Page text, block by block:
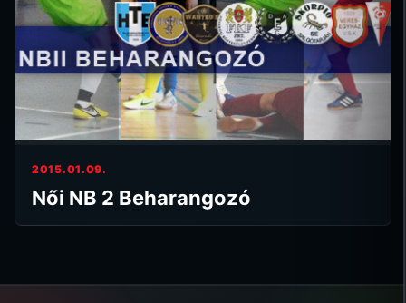
2015.01.09.
Női NB 2 Beharangozó